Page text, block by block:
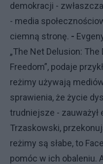
demokracji -
- media
ciemną stronę. -
„The Net Delusion:
Freedom”, podaje
reżimy używają
sprawienia, że życie
trudniejsze - zauważył
Trzaskowski,
reżimy są słabe, to
pomóc w ich obaleniu.